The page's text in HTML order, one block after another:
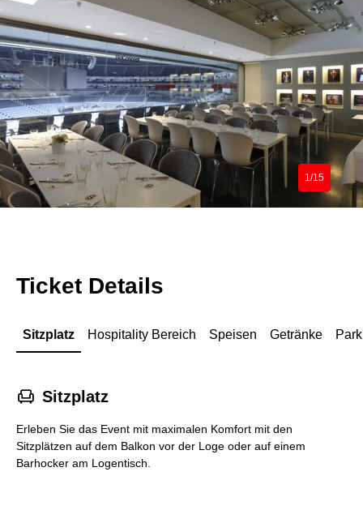
1/15
Ticket Details
Sitzplatz Hospitality Bereich Speisen Getränke
􁐴 Sitzplatz
Erleben Sie das Event mit maximalen Komfort mit den
Sitzplätzen auf dem Balkon vor der Loge oder auf einem
Barhocker am Logentisch.